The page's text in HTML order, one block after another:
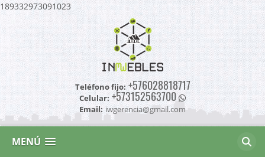
189332973091023
Teléfono fijo: +576028818717
Celular: +573152563700
Email: iwgerencia@gmail.com
MENÚ